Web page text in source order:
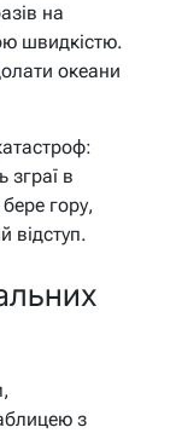
на
швидкістю.
океани
зграї в
гору,
відступ.
з